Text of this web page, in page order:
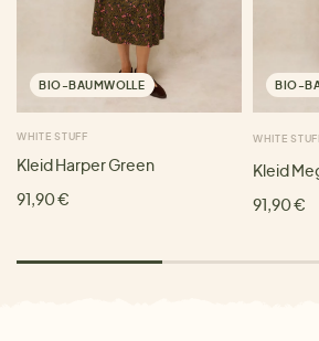
BIO-BAUMWOLLE
WHITE STUFF
Kleid Harper Green
91,90 €
BIO-
WHITE
Kleid
91,90 €